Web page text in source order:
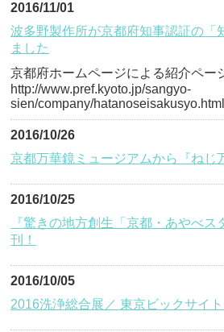
2016/11/01
波多野製作所が京都府知事認証の「
ました
京都府ホームページによる紹介ペー
http://www.pref.kyoto.jp/sangyo-
sien/company/hatanoseisakusyo.html
2016/10/26
京都万華鏡ミュージアムから『ねじ
2016/10/25
『驚きの地方創生「京都・あやべス
刊！
2016/10/05
2016洗浄総合展／ 東京ビックサイト